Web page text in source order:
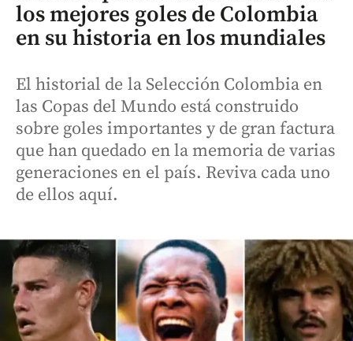
los mejores goles de Colombia
en su historia en los mundiales
El historial de la Selección Colombia en
las Copas del Mundo está construido
sobre goles importantes y de gran factura
que han quedado en la memoria de varias
generaciones en el país. Reviva cada uno
de ellos aquí.